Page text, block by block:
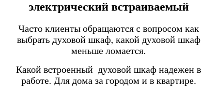
электрический встраиваемый
Часто клиенты обращаются с вопросом как
выбрать духовой шкаф, какой духовой шкаф
меньше ломается.
Какой встроенный духовой шкаф надежен в
работе. Для дома за городом и в квартире.